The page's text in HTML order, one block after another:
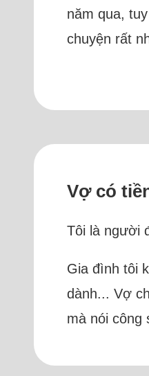
năm qua,
chuyện rất
Vợ có
Tôi là người
Gia đình tôi
dành... Vợ
mà nói